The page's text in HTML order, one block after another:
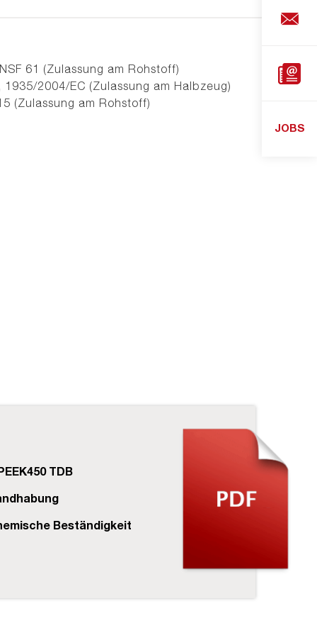
Shop
61 (Zulassung am Rohstoff)
2004/EC (Zulassung am Halbzeug)
(Zulassung am Rohstoff)
TDB
Beständigkeit
JOBS